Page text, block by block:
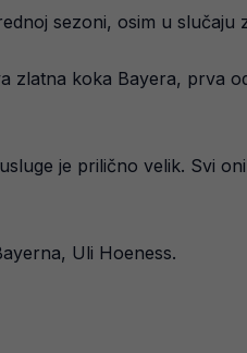
sezoni, osim u slučaju
zlatna koka Bayera, prva
je prilično velik. Svi
Uli Hoeness.